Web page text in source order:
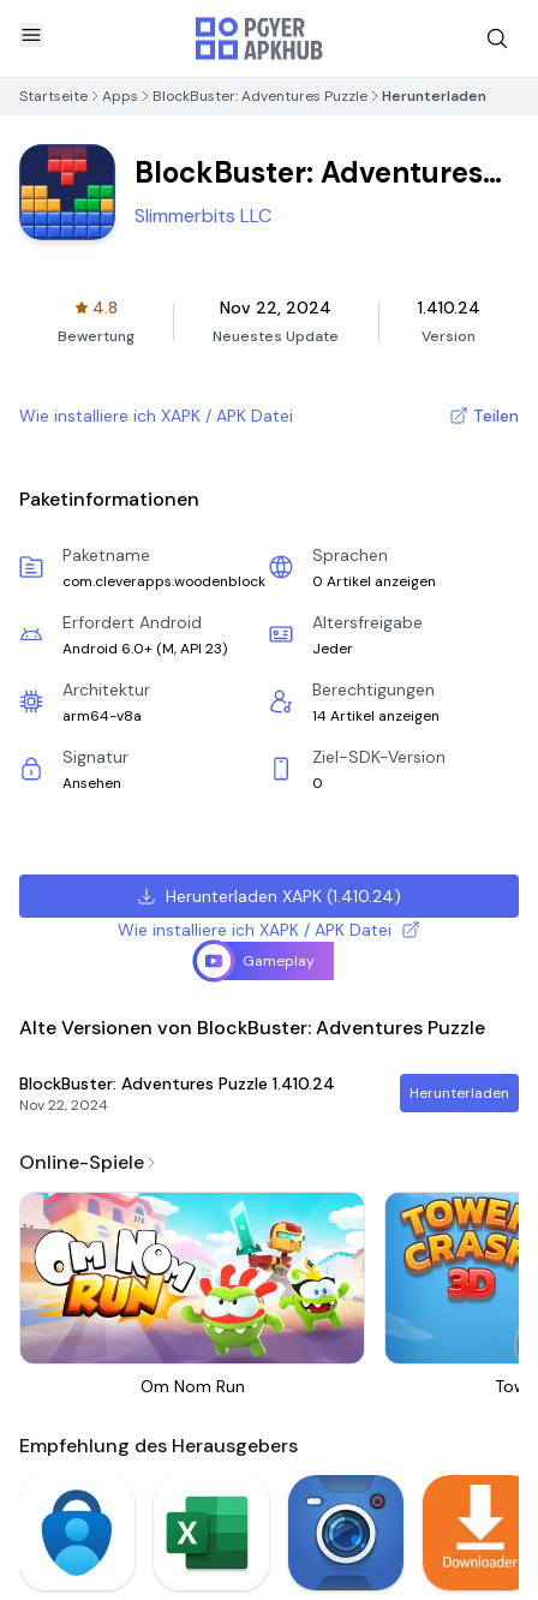
Startseite Apps BlockBuster: Adventures Puzzle Herunterladen
BlockBuster: Adventures
Puzzle
Slimmerbits LLC
4.8
Bewertung
Nov 22, 2024
Neuestes Update
1.410.24
Version
Wie installiere ich XAPK / APK Datei Teilen
Paketinformationen
Paketname
com.cleverapps.woodenblock
Sprachen
0 Artikel anzeigen
Erfordert Android
Android 6.0+ (M, API 23)
Altersfreigabe
Jeder
Architektur
arm64-v8a
Berechtigungen
14 Artikel anzeigen
Signatur
Ansehen
Ziel-SDK-Version
0
Herunterladen XAPK(1.410.24)
Wie installiere ich XAPK / APK Datei
Gameplay
Alte Versionen von BlockBuster: Adventures Puzzle
BlockBuster: Adventures Puzzle 1.410.24
Nov 22, 2024
Herunterladen
Online-Spiele
Om Nom Run
Empfehlung des Herausgebers